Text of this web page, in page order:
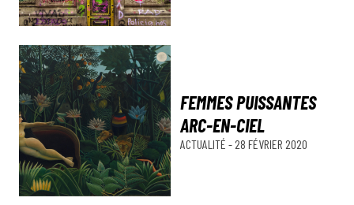
FEMMES PUISSANTES
ARC-EN-CIEL
ACTUALITÉ - 28 FÉVRIER 2020